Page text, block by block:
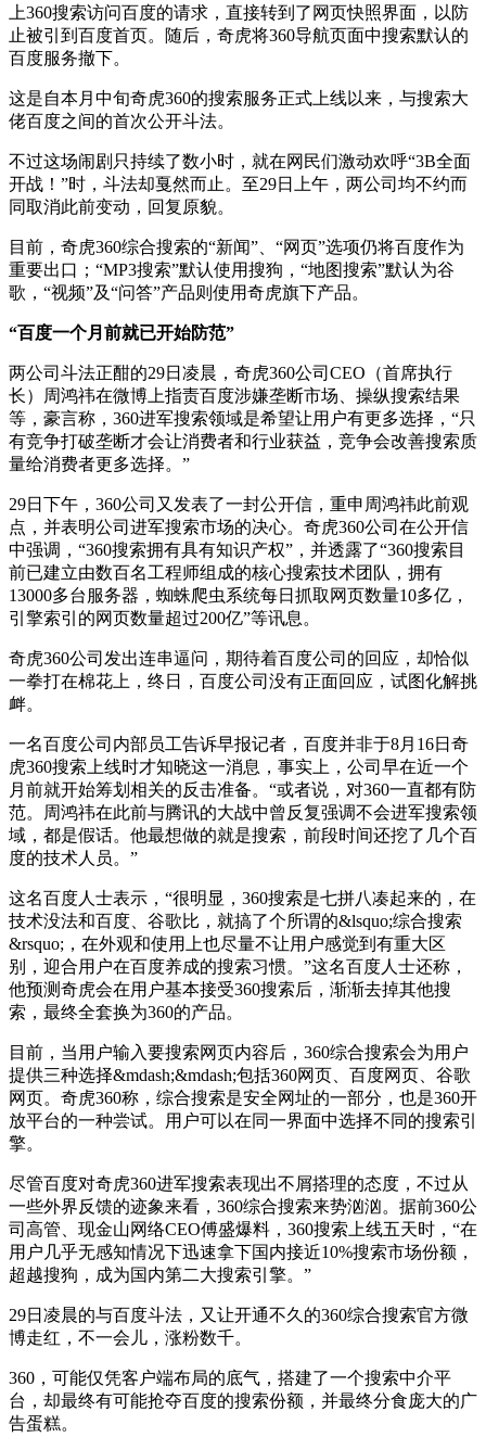
上360搜索访问百度的请求，直接转到了网页快照界面，以防
止被引到百度首页。随后，奇虎将360导航页面中搜索默认的
百度服务撤下。
这是自本月中旬奇虎360的搜索服务正式上线以来，与搜索大
佬百度之间的首次公开斗法。
不过这场闹剧只持续了数小时，就在网民们激动欢呼“3B全面
开战！”时，斗法却戛然而止。至29日上午，两公司均不约而
同取消此前变动，回复原貌。
目前，奇虎360综合搜索的“新闻”、“网页”选项仍将百度作为
重要出口；“MP3搜索”默认使用搜狗，“地图搜索”默认为谷
歌，“视频”及“问答”产品则使用奇虎旗下产品。
“百度一个月前就已开始防范”
两公司斗法正酣的29日凌晨，奇虎360公司CEO（首席执行
长）周鸿祎在微博上指责百度涉嫌垄断市场、操纵搜索结果
等，豪言称，360进军搜索领域是希望让用户有更多选择，“只
有竞争打破垄断才会让消费者和行业获益，竞争会改善搜索质
量给消费者更多选择。”
29日下午，360公司又发表了一封公开信，重申周鸿祎此前观
点，并表明公司进军搜索市场的决心。奇虎360公司在公开信
中强调，“360搜索拥有具有知识产权”，并透露了“360搜索目
前已建立由数百名工程师组成的核心搜索技术团队，拥有
13000多台服务器，蜘蛛爬虫系统每日抓取网页数量10多亿，
引擎索引的网页数量超过200亿”等讯息。
奇虎360公司发出连串逼问，期待着百度公司的回应，却恰似
一拳打在棉花上，终日，百度公司没有正面回应，试图化解挑
衅。
一名百度公司内部员工告诉早报记者，百度并非于8月16日奇
虎360搜索上线时才知晓这一消息，事实上，公司早在近一个
月前就开始筹划相关的反击准备。“或者说，对360一直都有防
范。周鸿祎在此前与腾讯的大战中曾反复强调不会进军搜索领
域，都是假话。他最想做的就是搜索，前段时间还挖了几个百
度的技术人员。”
这名百度人士表示，“很明显，360搜索是七拼八凑起来的，在
技术没法和百度、谷歌比，就搞了个所谓的&lsquo;综合搜索
&rsquo;，在外观和使用上也尽量不让用户感觉到有重大区
别，迎合用户在百度养成的搜索习惯。”这名百度人士还称，
他预测奇虎会在用户基本接受360搜索后，渐渐去掉其他搜
索，最终全套换为360的产品。
目前，当用户输入要搜索网页内容后，360综合搜索会为用户
提供三种选择&mdash;&mdash;包括360网页、百度网页、谷歌
网页。奇虎360称，综合搜索是安全网址的一部分，也是360开
放平台的一种尝试。用户可以在同一界面中选择不同的搜索引
擎。
尽管百度对奇虎360进军搜索表现出不屑搭理的态度，不过从
一些外界反馈的迹象来看，360综合搜索来势汹汹。据前360公
司高管、现金山网络CEO傅盛爆料，360搜索上线五天时，“在
用户几乎无感知情况下迅速拿下国内接近10%搜索市场份额，
超越搜狗，成为国内第二大搜索引擎。”
29日凌晨的与百度斗法，又让开通不久的360综合搜索官方微
博走红，不一会儿，涨粉数千。
360，可能仅凭客户端布局的底气，搭建了一个搜索中介平
台，却最终有可能抢夺百度的搜索份额，并最终分食庞大的广
告蛋糕。